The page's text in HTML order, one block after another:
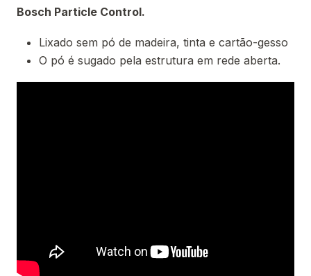
Bosch Particle Control.
Lixado sem pó de madeira, tinta e cartão-gesso
O pó é sugado pela estrutura em rede aberta.